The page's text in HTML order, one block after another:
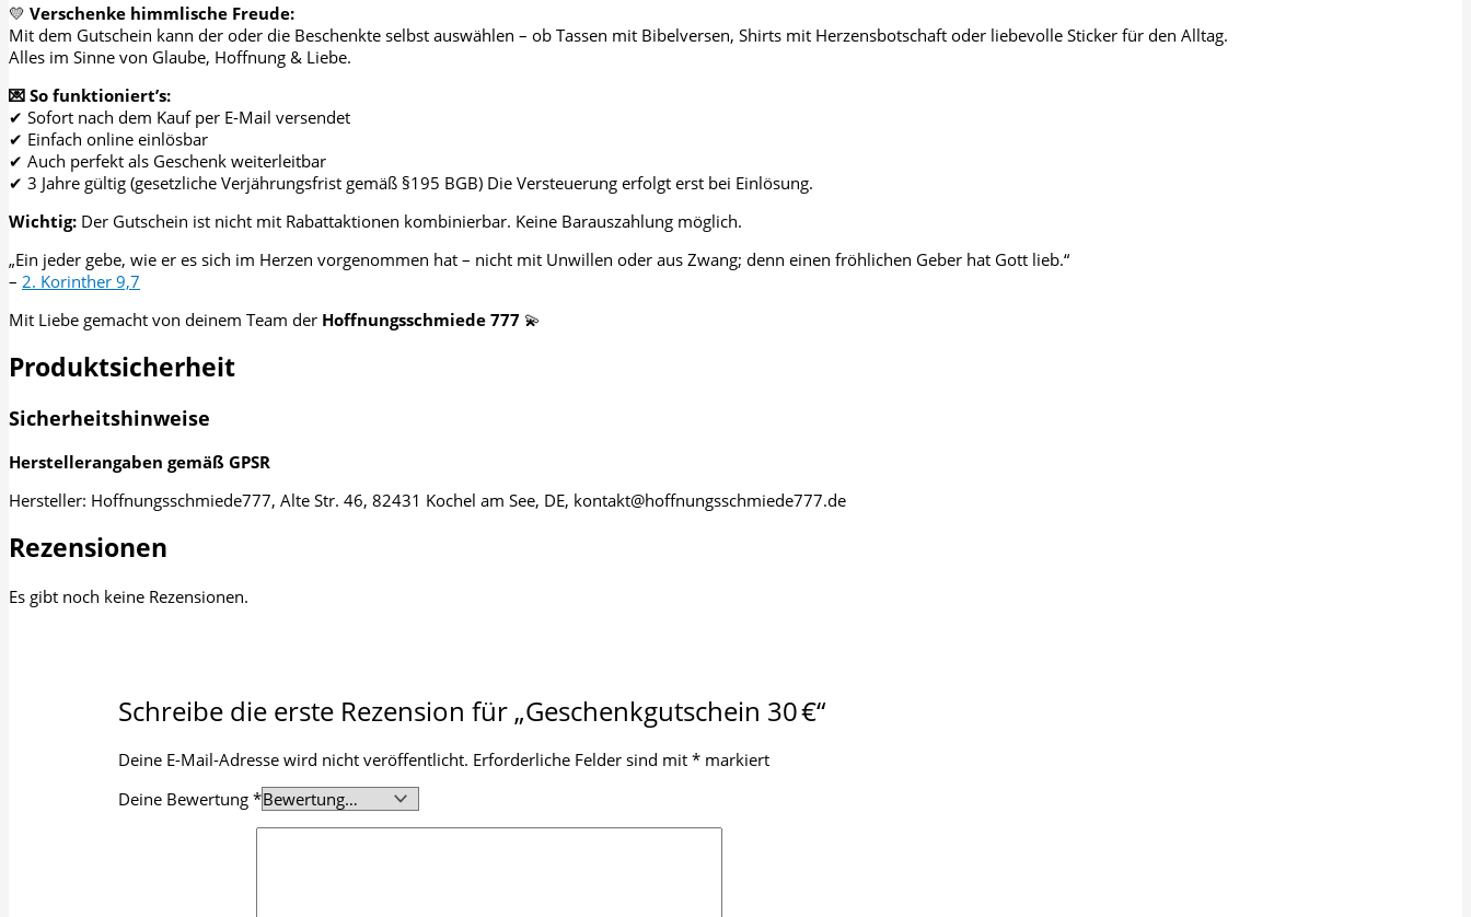
💛 Verschenke himmlische Freude:
Mit dem Gutschein kann der oder die Beschenkte selbst auswählen – ob Tassen mit Bibelversen, Shirts mit Herzensbotschaft oder liebevolle Sticker für den Alltag.
Alles im Sinne von Glaube, Hoffnung & Liebe.
💌 So funktioniert’s:
✔ Sofort nach dem Kauf per E-Mail versendet
✔ Einfach online einlösbar
✔ Auch perfekt als Geschenk weiterleitbar
✔ 3 Jahre gültig (gesetzliche Verjährungsfrist gemäß §195 BGB) Die Versteuerung erfolgt erst bei Einlösung.
Wichtig: Der Gutschein ist nicht mit Rabattaktionen kombinierbar. Keine Barauszahlung möglich.
„Ein jeder gebe, wie er es sich im Herzen vorgenommen hat – nicht mit Unwillen oder aus Zwang; denn einen fröhlichen Geber hat Gott lieb.“
– 2. Korinther 9,7
Mit Liebe gemacht von deinem Team der Hoffnungsschmiede 777 💫
Produktsicherheit
Sicherheitshinweise
Herstellerangaben gemäß GPSR
Hersteller: Hoffnungsschmiede777, Alte Str. 46, 82431 Kochel am See, DE, kontakt@hoffnungsschmiede777.de
Rezensionen
Es gibt noch keine Rezensionen.
Schreibe die erste Rezension für „Geschenkgutschein 30 €“
Deine E-Mail-Adresse wird nicht veröffentlicht. Erforderliche Felder sind mit* markiert
Deine Bewertung*